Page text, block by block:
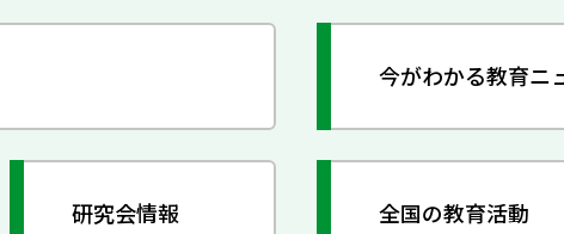
今がわかる教育ニ
研究会情報 全国の教育活動